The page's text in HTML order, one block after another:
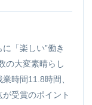
「楽しい”働き
の大変素晴らし
時間11.8時間、
受賞のポイント